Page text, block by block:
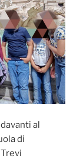
al
di